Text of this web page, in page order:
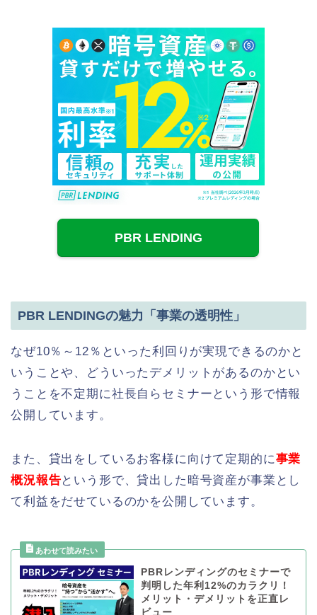
PBR LENDING
PBR LENDINGの魅力「事業の透明性」
なぜ10％～12％といった利回りが実現できるのかと
いうことや、どういったデメリットがあるのかとい
うことを不定期に社長自らセミナーという形で情報
公開しています。
また、貸出をしているお客様に向けて定期的に事業
概況報告という形で、貸出した暗号資産が事業とし
て利益をだせているのかを公開しています。
PBRレンディングのセミナーで
判明した年利12%のカラクリ！
メリット・デメリットを正直レ
ビュー